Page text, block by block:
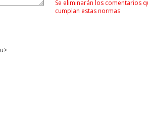
Se eliminarán los comentarios
cumplan estas normas